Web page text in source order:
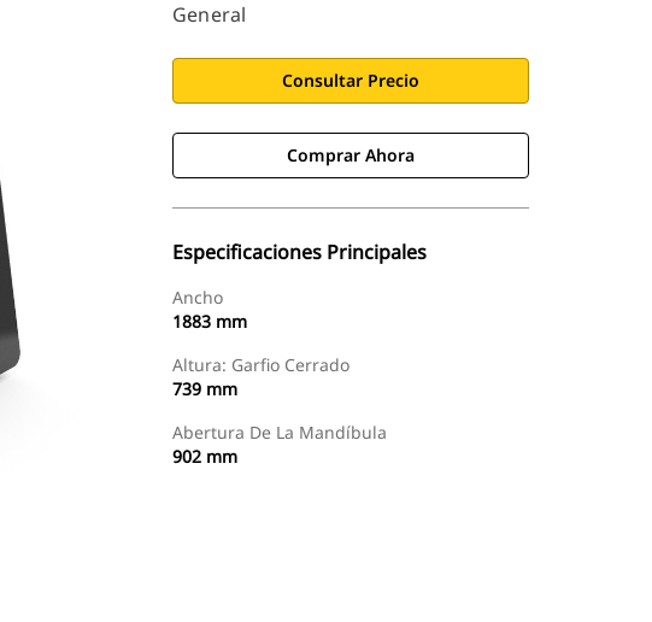
General
Consultar Precio
Comprar Ahora
Especificaciones Principales
Ancho
1883 mm
Altura: Garfio Cerrado
739 mm
Abertura De La Mandíbula
902 mm